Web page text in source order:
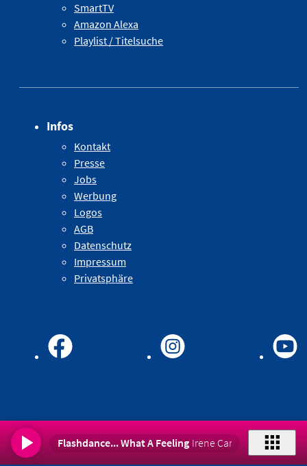
SmartTV
Amazon Alexa
Playlist / Titelsuche
Infos
Kontakt
Presse
Jobs
Werbung
Logos
AGB
Datenschutz
Impressum
Privatsphäre
Flashdance... What A Feeling Irene Cara